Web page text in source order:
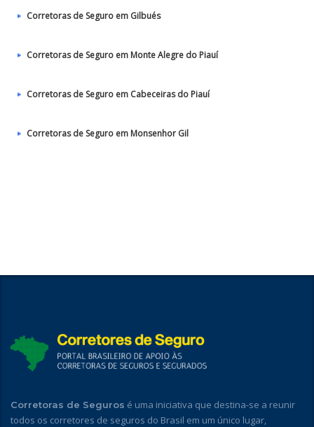
Corretoras de Seguro em Gilbués
Corretoras de Seguro em Monte Alegre do Piauí
Corretoras de Seguro em Cabeceiras do Piauí
Corretoras de Seguro em Monsenhor Gil
Corretoras de Seguros é uma iniciativa que destina-se a reunir
todos os corretores de seguros do Brasil em um único lugar,